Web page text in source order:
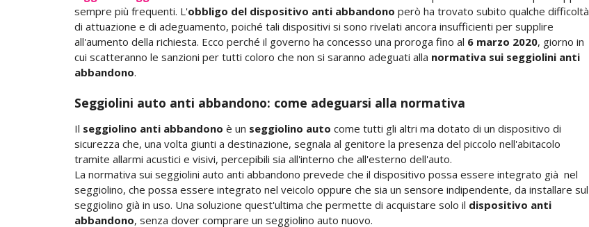
sempre più frequenti. L'obbligo del dispositivo anti abbandono però ha trovato subito qualche difficoltà
di attuazione e di adeguamento, poiché tali dispositivi si sono rivelati ancora insufficienti per supplire
all'aumento della richiesta. Ecco perché il governo ha concesso una proroga fino al 6 marzo 2020, giorno in
cui scatteranno le sanzioni per tutti coloro che non si saranno adeguati alla normativa sui seggiolini anti
abbandono.
Seggiolini auto anti abbandono: come adeguarsi alla normativa
Il seggiolino anti abbandono è un seggiolino auto come tutti gli altri ma dotato di un dispositivo di
sicurezza che, una volta giunti a destinazione, segnala al genitore la presenza del piccolo nell'abitacolo
tramite allarmi acustici e visivi, percepibili sia all'interno che all'esterno dell'auto.
La normativa sui seggiolini auto anti abbandono prevede che il dispositivo possa essere integrato già nel
seggiolino, che possa essere integrato nel veicolo oppure che sia un sensore indipendente, da installare sul
seggiolino già in uso. Una soluzione quest'ultima che permette di acquistare solo il dispositivo anti
abbandono, senza dover comprare un seggiolino auto nuovo.